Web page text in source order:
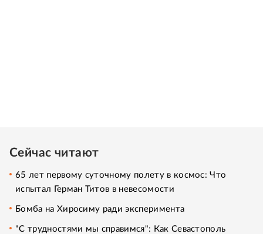
Сейчас читают
65 лет первому суточному полету в космос: Что
испытал Герман Титов в невесомости
Бомба на Хиросиму ради эксперимента
"С трудностями мы справимся": Как Севастополь